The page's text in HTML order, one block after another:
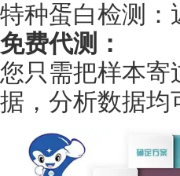
特种蛋白检测：
免费代测：
您只需把样本
据，分析数据均